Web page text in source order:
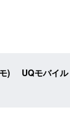
) UQモバイル